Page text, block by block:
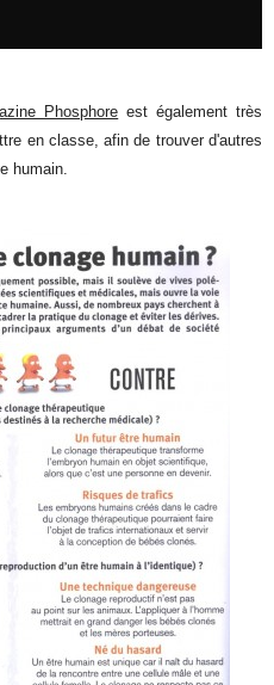
Phosphore est également très
en classe, afin de trouver d'autres
humain.